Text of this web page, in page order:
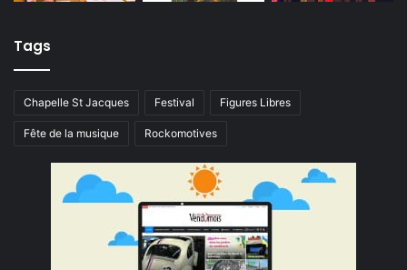
Tags
Chapelle St Jacques Festival Figures Libres
Fête de la musique Rockomotives